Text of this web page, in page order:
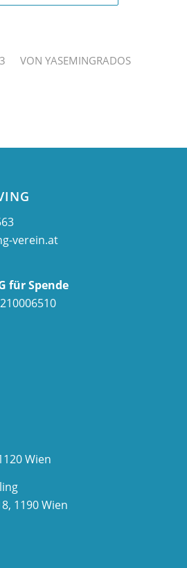
VONYASEMINGRADOS
verein.at
für Spende
Wien
1190 Wien